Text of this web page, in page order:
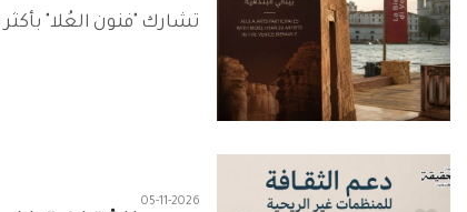
تشارك "فنون العُلا" بأكثر من 20 فنانًا سعوديًا ودوليًا في الدورة الـ61 من معرض "بينالي البندقية"، المقام خلال الفترة من 9 مايو إلى
05-11-2026